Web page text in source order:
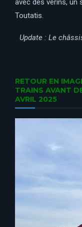
avec des vérins, un
Toutatis.
Update : Le
RETOUR EN
TRAINS AVANT
AVRIL 2025